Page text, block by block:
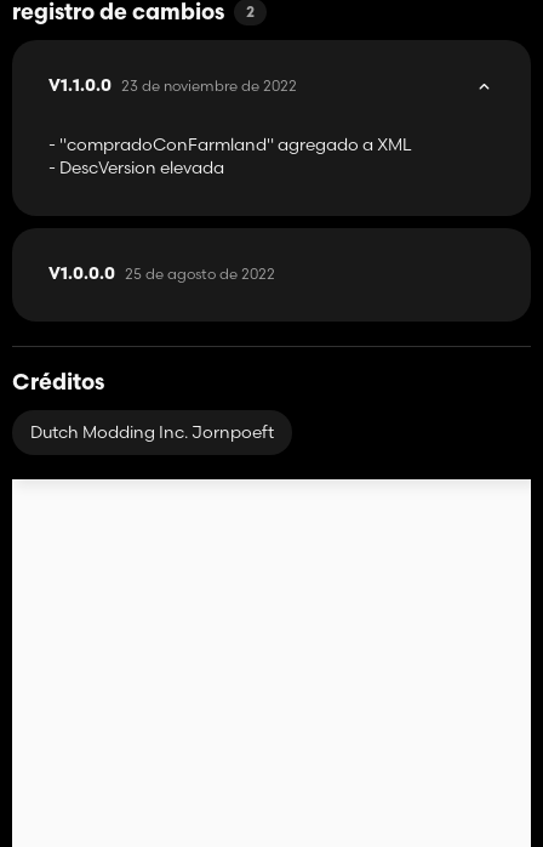
registro de cambios 2
V1.1.0.0 23 de noviembre de 2022
- "compradoConFarmland" agregado a XML
- DescVersion elevada
V1.0.0.0 25 de agosto de 2022
Créditos
Dutch Modding Inc. Jornpoeft